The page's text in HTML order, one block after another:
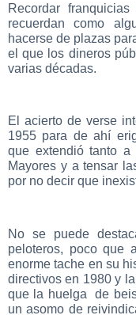
Recordar
recuerdan como
hacerse de plazas
el que los dineros
varias décadas.
El acierto de verse
1955 para de ahí
que extendió tanto
Mayores y a tensar
por no decir que
No se puede
peloteros, poco que
enorme tache en su
directivos en 1980 y
que la huelga de
un asomo de